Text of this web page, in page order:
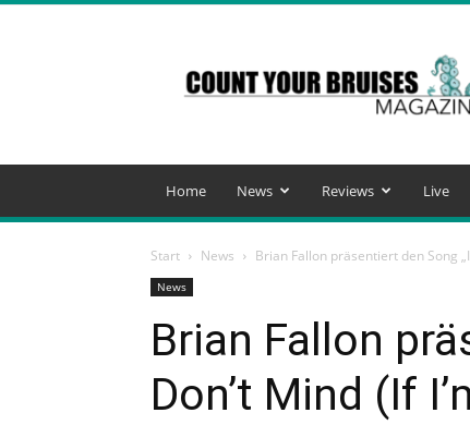
Your
Bruises
Magazine
Home News Reviews Live
Start News Brian Fallon präsentiert den Song
News
Brian Fallon
Don’t Mind (If